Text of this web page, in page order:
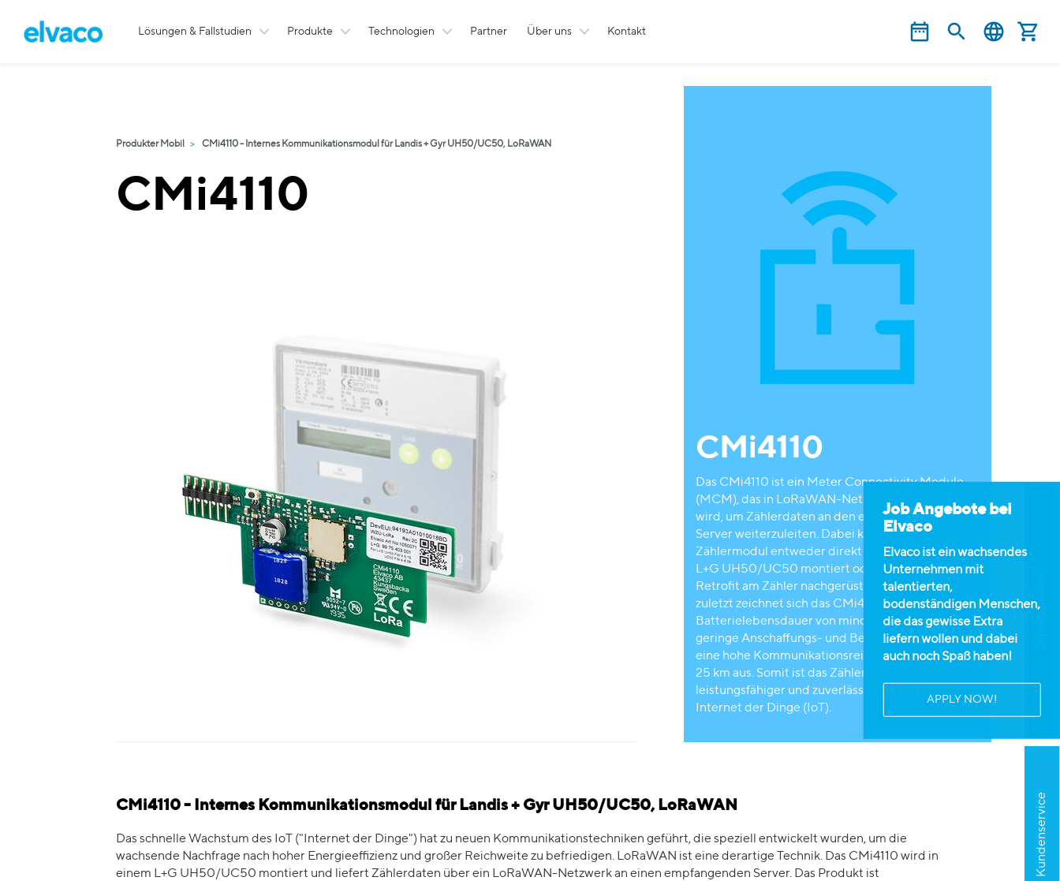
Lösungen & Fallstudien Produkte Technologien Partner Über uns Kontakt
Kundenservice
Offene Stellen
Job Angebote bei
Elvaco
Elvaco ist ein wachsendes
Unternehmen mit
talentierten,
bodenständigen Menschen,
die das gewisse Extra
liefern wollen und dabei
auch noch Spaß haben!
APPLY NOW!
Produkter Mobil CMi4110 - Internes Kommunikationsmodul für Landis + Gyr UH50/UC50, LoRaWAN
CMi4110
CMi4110
Das CMi4110 ist ein Meter Connectivity Module
(MCM), das in LoRaWAN-Netzwerke integriert
wird, um Zählerdaten an den empfangenden
Server weiterzuleiten. Dabei kann das
Zählermodul entweder direkt ab Werk in einem
L+G UH50/UC50 montiert oder später als
Retrofit am Zähler nachgerüstet werden. Nicht
zuletzt zeichnet sich das CMi4110 durch eine hohe
Batterielebensdauer von mindestens elf Jahren,
geringe Anschaffungs- und Betriebskosten sowie
eine hohe Kommunikationsreichweite von bis zu
25 km aus. Somit ist das Zählermodul ein
leistungsfähiger und zuverlässiger Baustein im
Internet der Dinge (IoT).
CMi4110 - Internes Kommunikationsmodul für Landis + Gyr UH50/UC50, LoRaWAN
Das schnelle Wachstum des IoT ("Internet der Dinge") hat zu neuen Kommunikationstechniken geführt, die speziell entwickelt wurden, um die
wachsende Nachfrage nach hoher Energieeffizienz und großer Reichweite zu befriedigen. LoRaWAN ist eine derartige Technik. Das CMi4110 wird in
einem L+G UH50/UC50 montiert und liefert Zählerdaten über ein LoRaWAN-Netzwerk an einen empfangenden Server. Das Produkt ist